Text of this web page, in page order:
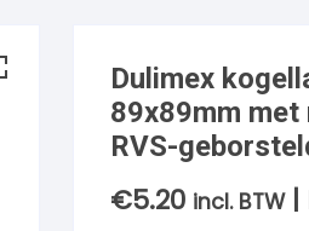
Dulimex
89x89mm met
RVS-
€5.20 incl. BTW |